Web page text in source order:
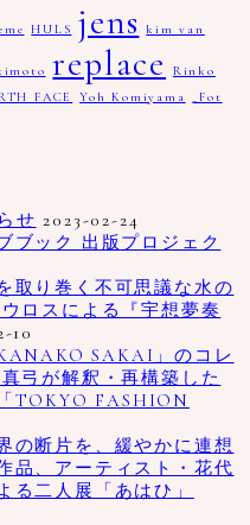
HULS jens kim van
replace
Rinko
FACE Yoh Komiyama
_Fot
せ 2023-02-24
ブック 出版プロジェク
取り巻く不可思議な水の
ロスによる『宇想夢奏
10
SAKAI」のコレ
弓が解釈・再構築した
TOKYO FASHION
の断片を、緩やかに連想
品、アーティスト・花代
る二人展「あはひ」